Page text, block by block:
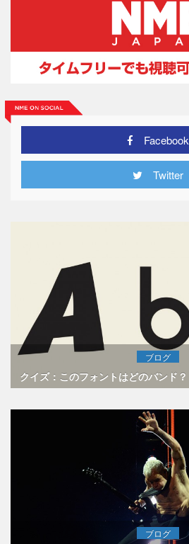
Facebook
Twitter
ブログ
クイズ：このフォントはどのバンド？
ブログ